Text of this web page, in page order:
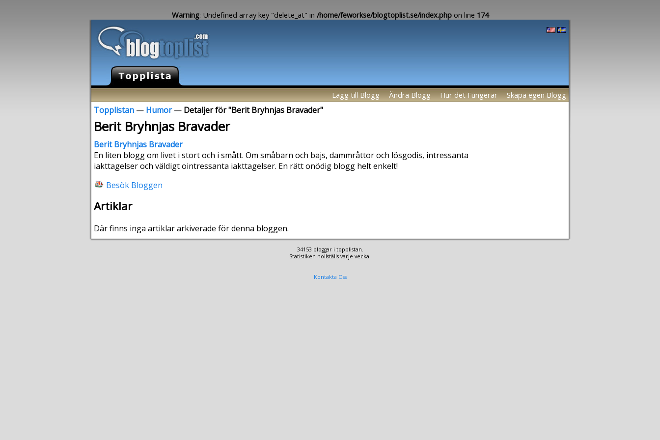
Warning: Undefined array key "delete_at" in /home/feworkse/blogtoplist.se/index.phpon line 174
Lägg till Blogg Ändra Blogg Hur det Fungerar Skapa egen Blogg
Topplistan — Humor— Detaljer för "Berit Bryhnjas Bravader"
Berit Bryhnjas Bravader
Berit Bryhnjas Bravader
En liten blogg om livet i stort och i smått. Om småbarn och bajs, dammråttor och lösgodis, intressanta
iakttagelser och väldigt ointressanta iakttagelser. En rätt onödig blogg helt enkelt!
Besök Bloggen
Artiklar
Där finns inga artiklar arkiverade för denna bloggen.
34153 bloggar i topplistan.
Statistiken nollställs varje vecka.
Kontakta Oss